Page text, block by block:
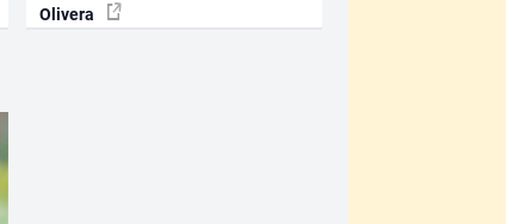
Olivera